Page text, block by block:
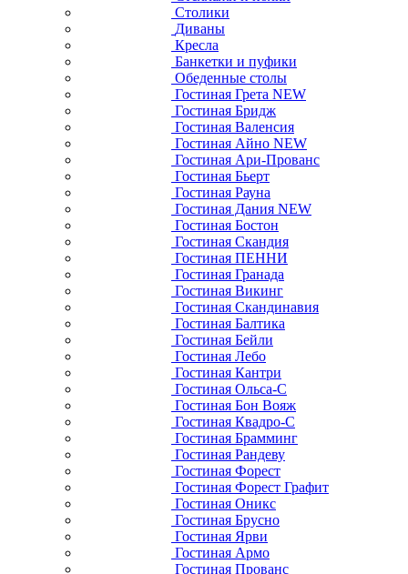
Столики
Диваны
Кресла
Банкетки и пуфики
Обеденные столы
Гостиная Грета NEW
Гостиная Бридж
Гостиная Валенсия
Гостиная Айно NEW
Гостиная Ари-Прованс
Гостиная Бьерт
Гостиная Рауна
Гостиная Дания NEW
Гостиная Бостон
Гостиная Скандия
Гостиная ПЕННИ
Гостиная Гранада
Гостиная Викинг
Гостиная Скандинавия
Гостиная Балтика
Гостиная Бейли
Гостиная Лебо
Гостиная Кантри
Гостиная Ольса-С
Гостиная Бон Вояж
Гостиная Квадро-С
Гостиная Брамминг
Гостиная Рандеву
Гостиная Форест
Гостиная Форест Графит
Гостиная Оникс
Гостиная Брусно
Гостиная Ярви
Гостиная Армо
Гостиная Прованс